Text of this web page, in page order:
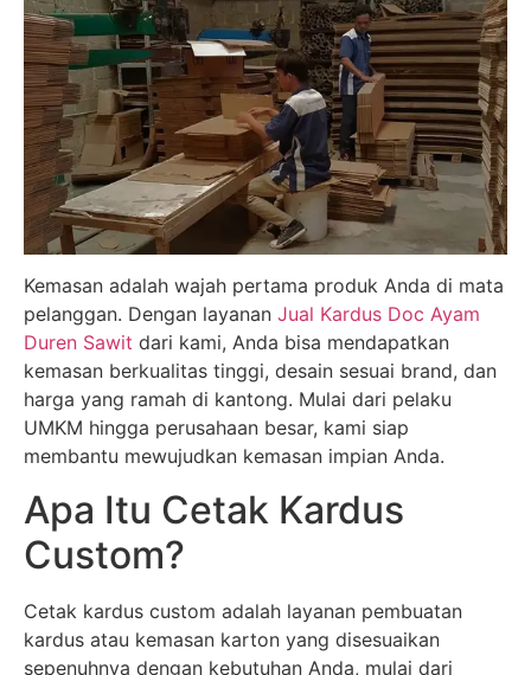
Kemasan adalah wajah pertama produk Anda di mata
pelanggan. Dengan layanan Jual Kardus Doc Ayam
Duren Sawit dari kami, Anda bisa mendapatkan
kemasan berkualitas tinggi, desain sesuai brand, dan
harga yang ramah di kantong. Mulai dari pelaku
UMKM hingga perusahaan besar, kami siap
membantu mewujudkan kemasan impian Anda.
Apa Itu Cetak Kardus
Custom?
Cetak kardus custom adalah layanan pembuatan
kardus atau kemasan karton yang disesuaikan
sepenuhnya dengan kebutuhan Anda, mulai dari